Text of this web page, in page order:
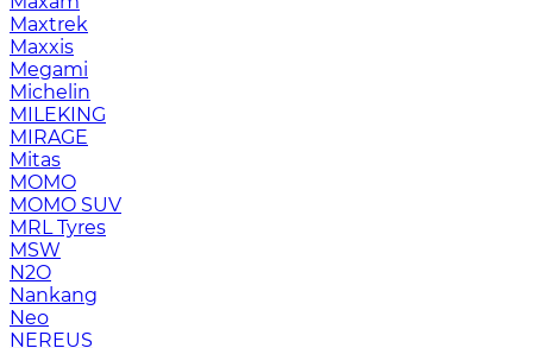
Maxtrek
Maxxis
Megami
Michelin
MILEKING
MIRAGE
Mitas
MOMO
MOMO SUV
MRL Tyres
MSW
N2O
Nankang
Neo
NEREUS